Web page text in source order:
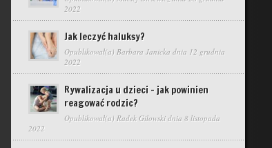
2022
Jak leczyć haluksy?
Opublikował(a) Barbara Janicka dnia 12 grudnia
2022
Rywalizacja u dzieci – jak powinien
reagować rodzic?
Opublikował(a) Radek Gilowskidnia 8 listopada
2022